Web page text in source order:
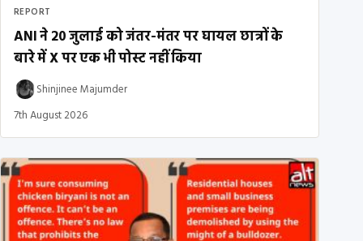
REPORT
ANI ने 20 जुलाई को जंतर-मंतर पर घायल छात्रों के
बारे में X पर एक भी पोस्ट नहीं किया
Shinjinee Majumder
7th August 2026